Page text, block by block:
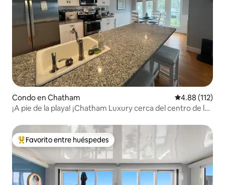
Condo en Chatham Calificación
4.88 (112)
¡A pie de la playa! ¡Chatham Luxury cerca del centro de la
Favorito entre huéspedes preferido
Favorito entre huéspedes